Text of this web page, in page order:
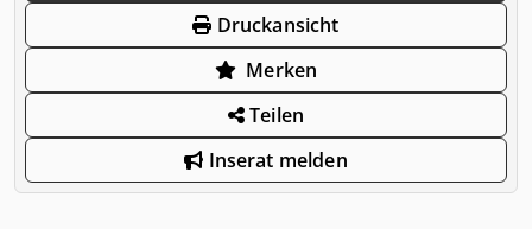
Druckansicht
Merken
Teilen
Inserat melden